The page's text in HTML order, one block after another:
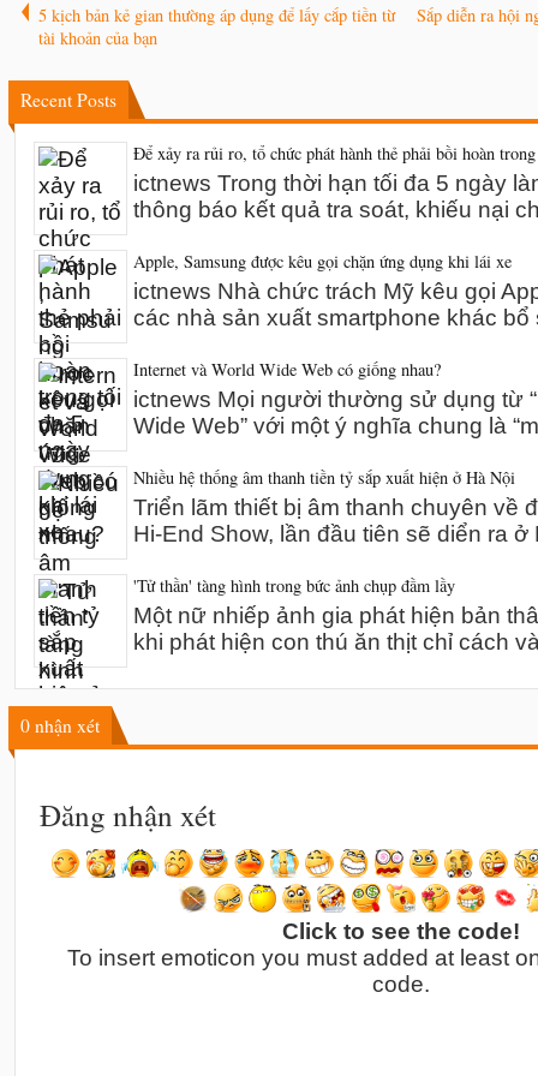
5 kịch bản kẻ gian thường áp dụng để lấy cắp tiền từ
tài khoản của bạn
Sắp diễn ra hội
Recent Posts
Để xảy ra rủi ro, tổ chức phát hành thẻ phải bồi hoàn
ictnews Trong thời hạn tối đa 5 ngày
thông báo kết quả tra soát, khiếu nại
Apple, Samsung được kêu gọi chặn ứng dụng khi lái xe
ictnews Nhà chức trách Mỹ kêu gọi
các nhà sản xuất smartphone khác bổ
Internet và World Wide Web có giống nhau?
ictnews Mọi người thường sử dụng từ
Wide Web” với một ý nghĩa chung là
Nhiều hệ thống âm thanh tiền tỷ sắp xuất hiện ở Hà Nội
Triển lãm thiết bị âm thanh chuyên về
Hi-End Show, lần đầu tiên sẽ diển ra
'Tử thần' tàng hình trong bức ảnh chụp đầm lầy
Một nữ nhiếp ảnh gia phát hiện bản
khi phát hiện con thú ăn thịt chỉ cách
0 nhận xét
Đăng nhận xét
Click to see the code!
To insert emoticon you must added at least
code.